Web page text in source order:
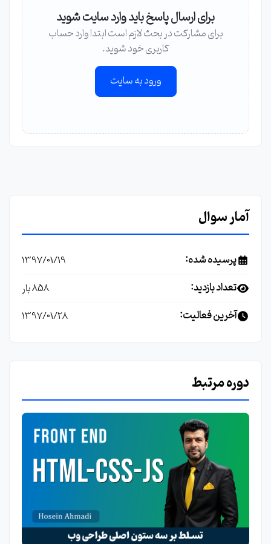
برای ارسال پاسخ باید وارد سایت شوید
برای مشارکت در بحث لازم است ابتدا وارد حساب
کاربری خود شوید.
ورود به سایت
آمار سوال
پرسیده شده: 1397/01/19
تعداد بازدید: 858 بار
آخرین فعالیت: 1397/01/28
دوره مرتبط